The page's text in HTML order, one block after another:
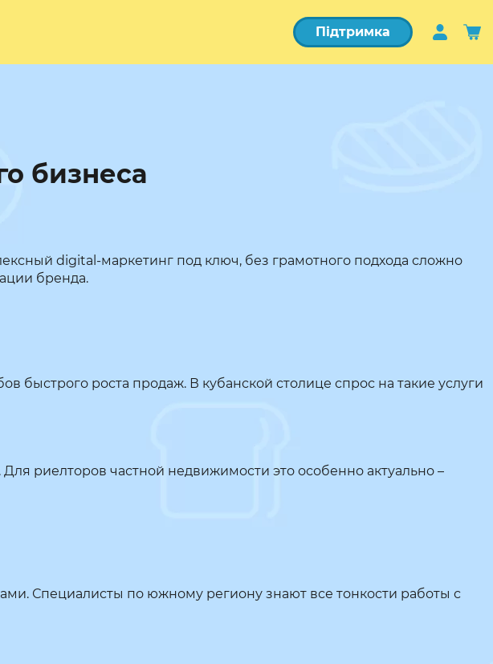
Підтримка
бизнеса
digital-маркетинг под ключ, без грамотного подхода сложно
бренда.
быстрого роста продаж. В кубанской столице спрос на такие услуги
риелторов частной недвижимости это особенно актуально –
Специалисты по южному региону знают все тонкости работы с